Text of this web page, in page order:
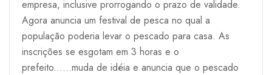
empresa, inclusive prorrogando o prazo de validade.
Agora anuncia um festival de pesca no qual a
população poderia levar o pescado para casa. As
inscrições se esgotam em 3 horas e o
prefeito......muda de idéia e anuncia que o pescado